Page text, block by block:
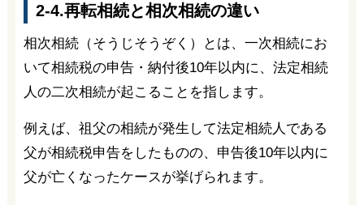
2-4.再転相続と相次相続の違い
相次相続（そうじそうぞく）とは、一次相続にお
いて相続税の申告・納付後10年以内に、法定相続
人の二次相続が起こることを指します。
例えば、祖父の相続が発生して法定相続人である
父が相続税申告をしたものの、申告後10年以内に
父が亡くなったケースが挙げられます。